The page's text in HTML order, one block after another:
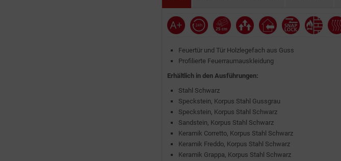
Feuertür und Tür Holzlegefach aus Guss
Profilierte Feuerraumauskleidung
Erhältlich in den Ausführungen:
Stahl Schwarz
Speckstein, Korpus Stahl Gussgrau
Speckstein, Korpus Stahl Schwarz
Sandstein, Korpus Stahl Schwarz
Keramik Corretto, Korpus Stahl Schwarz
Keramik Freddo, Korpus Stahl Schwarz
Keramik Grappa, Korpus Stahl Schwarz